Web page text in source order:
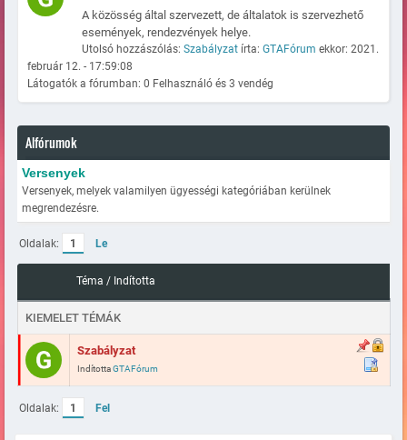
A közösség által szervezett, de általatok is szervezhető
események, rendezvények helye.
Utolsó hozzászólás: Szabályzat írta: GTAFórum ekkor: 2021.
február 12. - 17:59:08
Látogatók a fórumban: 0 Felhasználó és 3 vendég
Alfórumok
Versenyek
Versenyek, melyek valamilyen ügyességi kategóriában kerülnek
megrendezésre.
Oldalak: 1 Le
Téma / Indította
KIEMELET TÉMÁK
Szabályzat
IndítottaGTAFórum
Oldalak: 1 Fel